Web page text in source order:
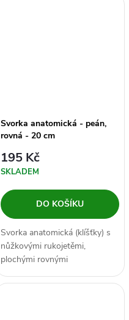
Svorka anatomická - peán,
rovná - 20 cm
195 Kč
SKLADEM
DO KOŠÍKU
Svorka anatomická (klíšťky) s
nůžkovými rukojetěmi,
plochými rovnými
čelistmi opatřenými vroubky a
se samozavíracím...